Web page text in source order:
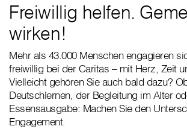
Freiwillig helfen.
wirken!
Mehr als 43.000 Menschen engagieren
freiwillig bei der Caritas – mit Herz, Zeit
Vielleicht gehören Sie auch bald dazu?
Deutschlernen, der Begleitung im Alter
Essensausgabe: Machen Sie den
Engagement.